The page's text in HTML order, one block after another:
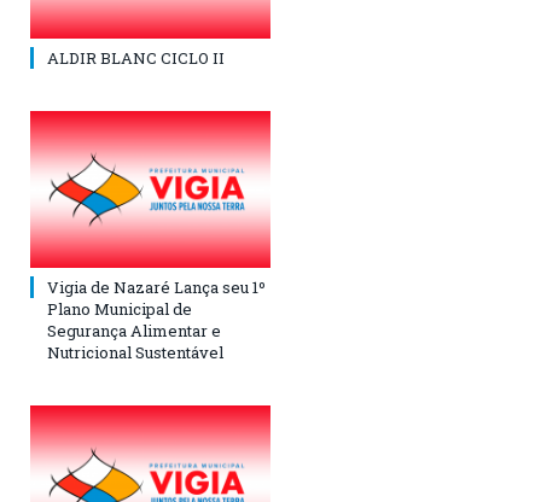
ALDIR BLANC CICLO II
Vigia de Nazaré Lança seu 1º
Plano Municipal de
Segurança Alimentar e
Nutricional Sustentável